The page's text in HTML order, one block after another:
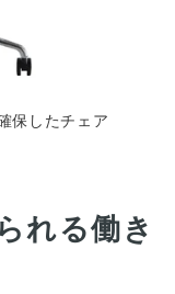
保したチェア
れる働き